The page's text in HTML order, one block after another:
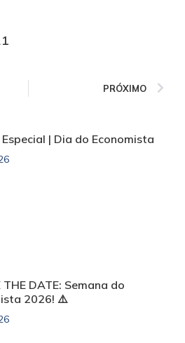
PRÓXIMO
| Dia do Economista
DATE: Semana do
2026! ⚠️